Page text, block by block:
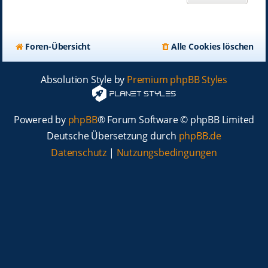
Foren-Übersicht Alle Cookies löschen
Absolution Style by Premium phpBB Styles
Powered by phpBB® Forum Software © phpBB Limited
Deutsche Übersetzung durch phpBB.de
Datenschutz | Nutzungsbedingungen